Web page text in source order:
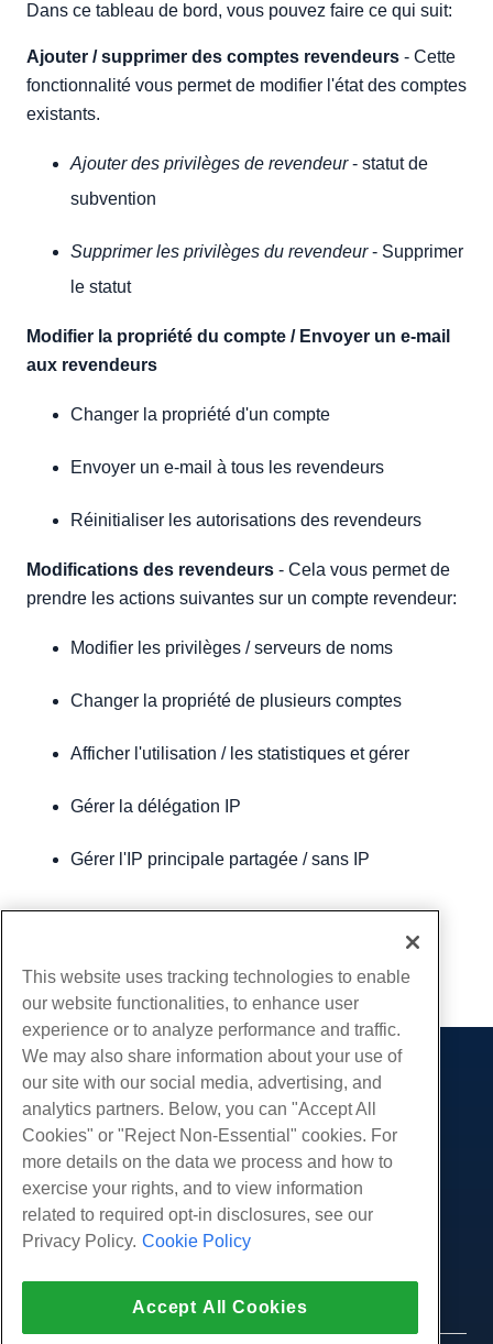
Dans ce tableau de bord, vous pouvez faire ce qui suit:
Ajouter / supprimer des comptes revendeurs - Cette
fonctionnalité vous permet de modifier l'état des comptes
existants.
Ajouter des privilèges de revendeur- statut de
subvention
Supprimer les privilèges du revendeur- Supprimer
le statut
Modifier la propriété du compte / Envoyer un e-mail
aux revendeurs
Changer la propriété d'un compte
Envoyer un e-mail à tous les revendeurs
Réinitialiser les autorisations des revendeurs
Modifications des revendeurs - Cela vous permet de
prendre les actions suivantes sur un compte revendeur:
Modifier les privilèges / serveurs de noms
Changer la propriété de plusieurs comptes
Afficher l'utilisation / les statistiques et gérer
Gérer la délégation IP
Gérer l'IP principale partagée / sans IP
Copie URL
Des produits
Hébergement Web
Hébergement professionnel
Revendeur Hébergeur
Revendeur en marque blanche
Géré Linux VPS
Windows gérés VPS
Windows non géré VPS
Prestations de service
Migrations de sites Web
Communauté
Documentation produit
Tutoriels
Compagnie
À propos de nous
Centres de données
presse
Politique de confidentialité
Chat en direct avec nous
This website uses tracking technologies to enable
our website functionalities, to enhance user
experience or to analyze performance and traffic.
We may also share information about your use of
our site with our social media, advertising, and
analytics partners. Below, you can "Accept All
Cookies" or "Reject Non-Essential" cookies. For
more details on the data we process and how to
exercise your rights, and to view information
related to required opt-in disclosures, see our
Privacy Policy. Cookie Policy
Accept All Cookies